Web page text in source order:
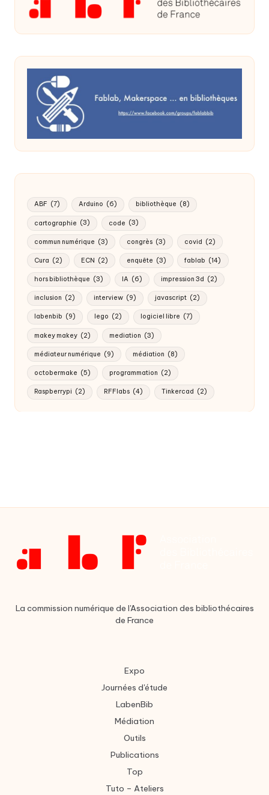
ABF (7) Arduino (6) bibliothèque (8)
cartographie (3) code (3)
commun numérique (3) congrès (3) covid (2)
Cura (2) ECN (2) enquête (3) fablab (14)
hors bibliothèque (3) IA (6) impression 3d (2)
inclusion (2) interview (9) javascript (2)
labenbib (9) lego (2) logiciel libre (7)
makey makey (2) mediation (3)
médiateur numérique (9) médiation (8)
octobermake (5) programmation (2)
Raspberrypi (2) RFFlabs (4) Tinkercad (2)
La commission numérique de l'Association des bibliothécaires
de France
Expo
Journées d'étude
LabenBib
Médiation
Outils
Publications
Top
Tuto – Ateliers